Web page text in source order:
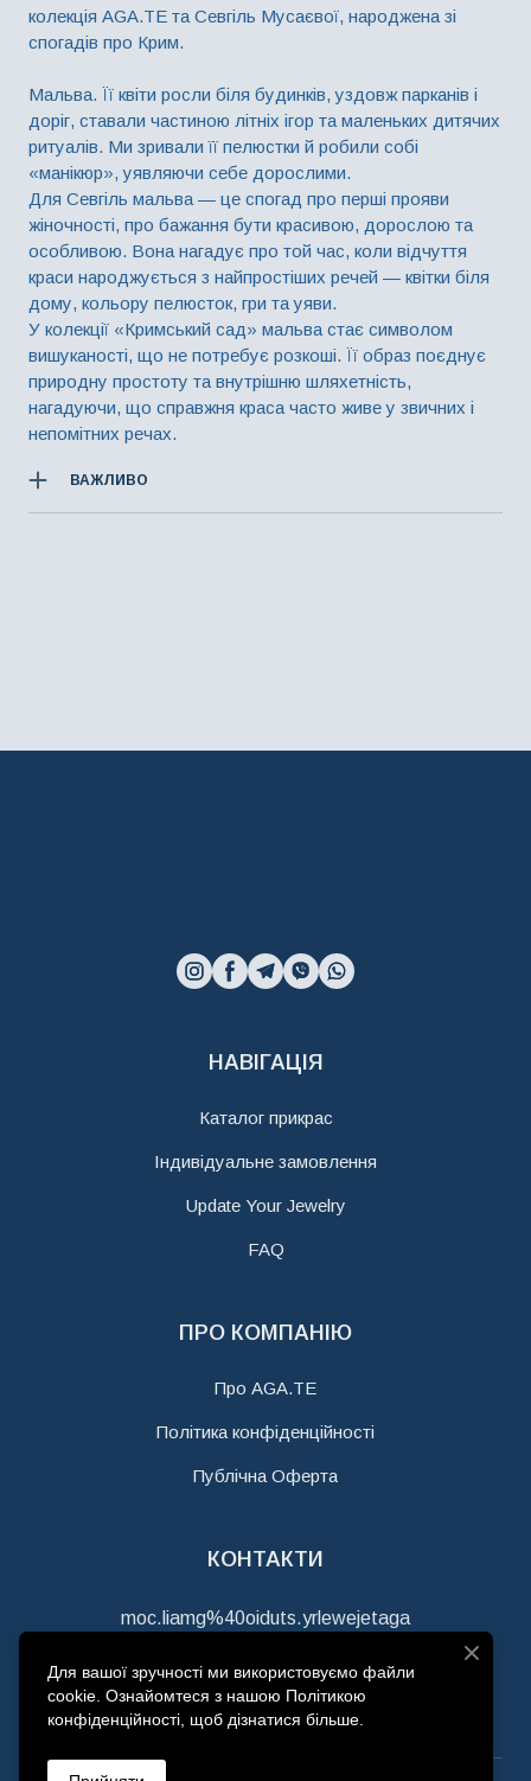
колекція AGA.TE та Севгіль Мусаєвої, народжена зі
спогадів про Крим.
Мальва. Її квіти росли біля будинків, уздовж парканів і
доріг, ставали частиною літніх ігор та маленьких дитячих
ритуалів. Ми зривали її пелюстки й робили собі
«манікюр», уявляючи себе дорослими.
Для Севгіль мальва — це спогад про перші прояви
жіночності, про бажання бути красивою, дорослою та
особливою. Вона нагадує про той час, коли відчуття
краси народжується з найпростіших речей — квітки біля
дому, кольору пелюсток, гри та уяви.
У колекції «Кримський сад» мальва стає символом
вишуканості, що не потребує розкоші. Її образ поєднує
природну простоту та внутрішню шляхетність,
нагадуючи, що справжня краса часто живе у звичних і
непомітних речах.
ВАЖЛИВО
НАВІГАЦІЯ
Каталог прикрас
Індивідуальне замовлення
Update Your Jewelry
FAQ
ПРО КОМПАНІЮ
Про AGA.TE
Політика конфіденційності
Публічна Оферта
КОНТАКТИ
moc.liamg%40oiduts.yrlewejetaga
ТОВ "АГАТЕ"
Код ЄДРПОУ 44979595
Для вашої зручності ми використовуємо файли
cookie. Ознайомтеся з нашою Політикою
конфіденційності, щоб дізнатися більше.